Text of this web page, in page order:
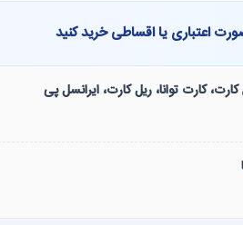
اعتباری یا اقساطی خرید کنید
کارت توانا، ریل کارت، ایرانسل پی